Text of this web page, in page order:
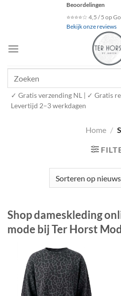
Beoordelingen
⭐⭐⭐⭐☆ 4,5 / 5 op
Bekijk onze reviews
✓ Gratis verzending NL | ✓ Gratis
Levertijd 2–3 werkdagen
Home /
Shop dameskleding
mode bij Ter Horst